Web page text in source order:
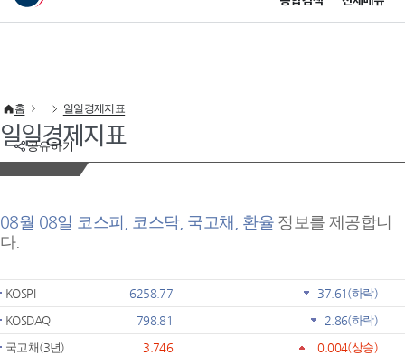
이 누리집은 대한민국 공식 전자정부 누리집입니다.
공유하기
홈 일일경제지표
일일경제지표
08월 08일 코스피, 코스닥, 국고채, 환율 정보를 제공합니
다.
KOSPI 6258.77 37.61 (하락)
KOSDAQ
798.81 2.86(하락)
국고채(3년)
3.746 0.004(상승)